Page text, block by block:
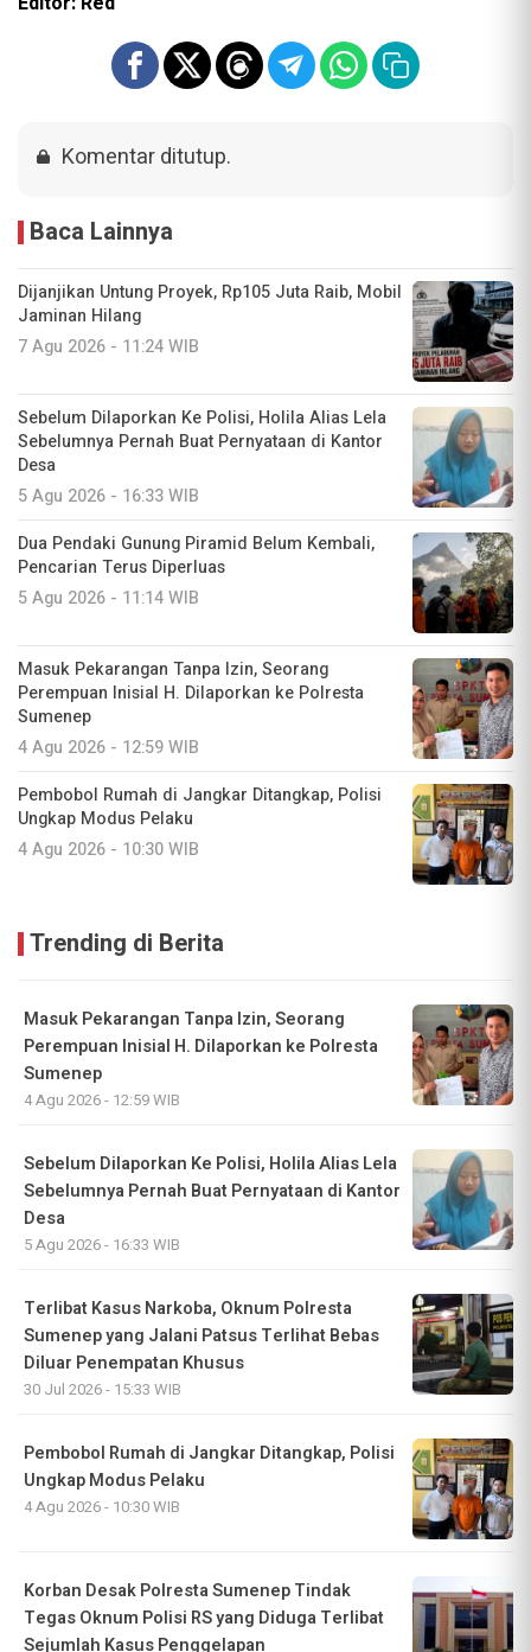
Komentar ditutup.
Baca Lainnya
Dijanjikan Untung Proyek, Rp105 Juta Raib, Mobil
Jaminan Hilang
7 Agu 2026 - 11:24 WIB
Sebelum Dilaporkan Ke Polisi, Holila Alias Lela
Sebelumnya Pernah Buat Pernyataan di Kantor
Desa
5 Agu 2026 - 16:33 WIB
Dua Pendaki Gunung Piramid Belum Kembali,
Pencarian Terus Diperluas
5 Agu 2026 - 11:14 WIB
Masuk Pekarangan Tanpa Izin, Seorang
Perempuan Inisial H. Dilaporkan ke Polresta
Sumenep
4 Agu 2026 - 12:59 WIB
Pembobol Rumah di Jangkar Ditangkap, Polisi
Ungkap Modus Pelaku
4 Agu 2026 - 10:30 WIB
Trending di Berita
Masuk Pekarangan Tanpa Izin, Seorang
Perempuan Inisial H. Dilaporkan ke Polresta
Sumenep
4 Agu 2026 - 12:59 WIB
Sebelum Dilaporkan Ke Polisi, Holila Alias Lela
Sebelumnya Pernah Buat Pernyataan di Kantor
Desa
5 Agu 2026 - 16:33 WIB
Terlibat Kasus Narkoba, Oknum Polresta
Sumenep yang Jalani Patsus Terlihat Bebas
Diluar Penempatan Khusus
30 Jul 2026 - 15:33 WIB
Pembobol Rumah di Jangkar Ditangkap, Polisi
Ungkap Modus Pelaku
4 Agu 2026 - 10:30 WIB
Korban Desak Polresta Sumenep Tindak
Tegas Oknum Polisi RS yang Diduga Terlibat
Sejumlah Kasus Penggelapan